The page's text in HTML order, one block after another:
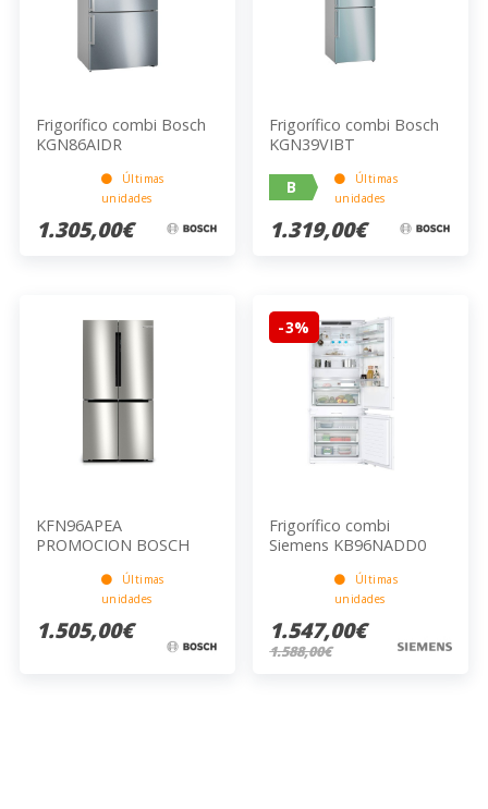
Frigorífico combi Bosch
KGN86AIDR
Últimas
unidades
1.305,00€
Frigorífico combi Bosch
KGN39VIBT
B
Últimas
unidades
1.319,00€
KFN96APEA
PROMOCION BOSCH
Últimas
unidades
1.505,00€
-3%
Frigorífico combi
Siemens KB96NADD0
Últimas
unidades
1.547,00€
1.588,00€